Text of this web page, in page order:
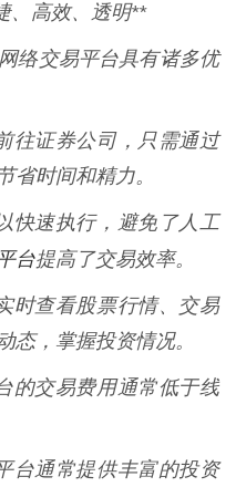
、高效、透明**
络交易平台具有诸多优
往证券公司，只需通过
省时间和精力。
快速执行，避免了人工
台提高了交易效率。
时查看股票行情、交易
态，掌握投资情况。
的交易费用通常低于线
台通常提供丰富的投资